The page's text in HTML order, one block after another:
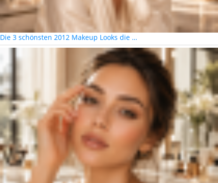
Die 3 schönsten 2012 Makeup Looks die …